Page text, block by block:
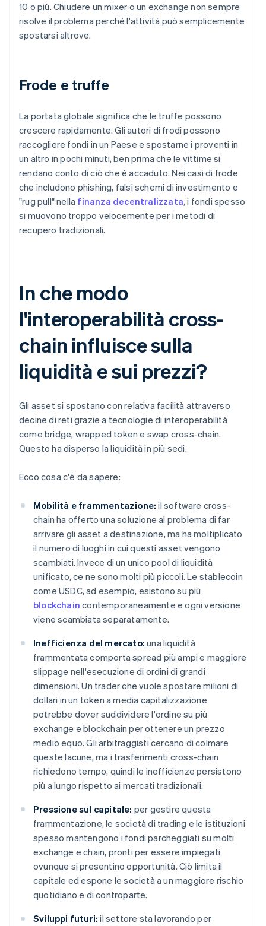
10 o più. Chiudere un mixer o un exchange non sempre
risolve il problema perché l'attività può semplicemente
spostarsi altrove.
Frode e truffe
La portata globale significa che le truffe possono
crescere rapidamente. Gli autori di frodi possono
raccogliere fondi in un Paese e spostarne i proventi in
un altro in pochi minuti, ben prima che le vittime si
rendano conto di ciò che è accaduto. Nei casi di frode
che includono phishing, falsi schemi di investimento e
"rug pull" nella finanza decentralizzata, i fondi spesso
si muovono troppo velocemente per i metodi di
recupero tradizionali.
In che modo
l'interoperabilità cross-
chain influisce sulla
liquidità e sui prezzi?
Gli asset si spostano con relativa facilità attraverso
decine di reti grazie a tecnologie di interoperabilità
come bridge, wrapped token e swap cross-chain.
Questo ha disperso la liquidità in più sedi.
Ecco cosa c'è da sapere:
Mobilità e frammentazione: il software cross-
chain ha offerto una soluzione al problema di far
arrivare gli asset a destinazione, ma ha moltiplicato
il numero di luoghi in cui questi asset vengono
scambiati. Invece di un unico pool di liquidità
unificato, ce ne sono molti più piccoli. Le stablecoin
come USDC, ad esempio, esistono su più
blockchain contemporaneamente e ogni versione
viene scambiata separatamente.
Inefficienza del mercato: una liquidità
frammentata comporta spread più ampi e maggiore
slippage nell'esecuzione di ordini di grandi
dimensioni. Un trader che vuole spostare milioni di
dollari in un token a media capitalizzazione
potrebbe dover suddividere l'ordine su più
exchange e blockchain per ottenere un prezzo
medio equo. Gli arbitraggisti cercano di colmare
queste lacune, ma i trasferimenti cross-chain
richiedono tempo, quindi le inefficienze persistono
più a lungo rispetto ai mercati tradizionali.
Pressione sul capitale: per gestire questa
frammentazione, le società di trading e le istituzioni
spesso mantengono i fondi parcheggiati su molti
exchange e chain, pronti per essere impiegati
ovunque si presentino opportunità. Ciò limita il
capitale ed espone le società a un maggiore rischio
quotidiano e di controparte.
Sviluppi futuri: il settore sta lavorando per